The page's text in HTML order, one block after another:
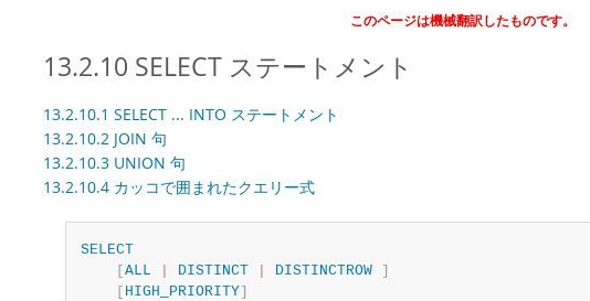
このページは機械翻訳したものです。
13.2.10 SELECT ステートメント
13.2.10.1 SELECT ... INTO ステートメント
13.2.10.2 JOIN 句
13.2.10.3 UNION 句
13.2.10.4 カッコで囲まれたクエリー式
SELECT
[ALL DISTINCT DISTINCTROW
]
[ HIGH_PRIORITY]